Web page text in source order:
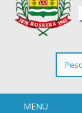
por:
MENU